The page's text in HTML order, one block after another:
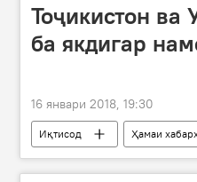
Тоҷикистон ва
ба якдигар
16 январи 2018, 19:30
Иқтисод Ҳамаи